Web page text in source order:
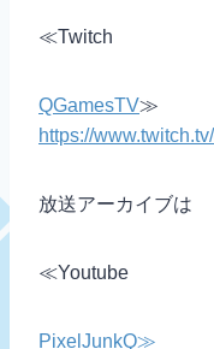
≪Twitch
QGamesTV≫
https://
放送アーカイブは
≪Youtube
PixelJunkQ≫